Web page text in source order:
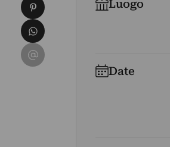
Luogo
Date
Condividi su Pinterest
Condividi su WhatsApp
Condividi su Email